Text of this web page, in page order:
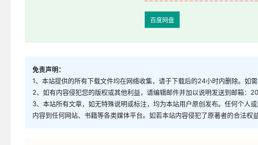
百度网盘
免责声明：
1、本站提供的所有下载文件均在网络收集，请于下载后的24小时内删除。如需
2、如有内容侵犯您的版权或其他利益，请编辑邮件并加以说明发送到邮箱：
3、本站所有文章，如无特殊说明或标注，均为本站用户原创发布。任何个人
内容到任何网站、书籍等各类媒体平台。如若本站内容侵犯了原著者的合法权